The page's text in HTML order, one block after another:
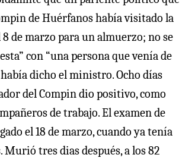
de Huérfanos había visitado la
8 de marzo para un almuerzo; no se
con “una persona que venía de
dicho el ministro. Ocho días
del Compin dio positivo, como
de trabajo. El examen de
el 18 de marzo, cuando ya tenía
Murió tres dias después, a los 82